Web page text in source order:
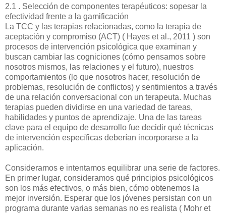
2.1 . Selección de componentes terapéuticos: sopesar la
efectividad frente a la gamificación
La TCC y las terapias relacionadas, como la terapia de
aceptación y compromiso (ACT) ( Hayes et al., 2011 ) son
procesos de intervención psicológica que examinan y
buscan cambiar las cogniciones (cómo pensamos sobre
nosotros mismos, las relaciones y el futuro), nuestros
comportamientos (lo que nosotros hacer, resolución de
problemas, resolución de conflictos) y sentimientos a través
de una relación conversacional con un terapeuta. Muchas
terapias pueden dividirse en una variedad de tareas,
habilidades y puntos de aprendizaje. Una de las tareas
clave para el equipo de desarrollo fue decidir qué técnicas
de intervención específicas deberían incorporarse a la
aplicación.
Consideramos e intentamos equilibrar una serie de factores.
En primer lugar, consideramos qué principios psicológicos
son los más efectivos, o más bien, cómo obtenemos la
mejor inversión. Esperar que los jóvenes persistan con un
programa durante varias semanas no es realista ( Mohr et